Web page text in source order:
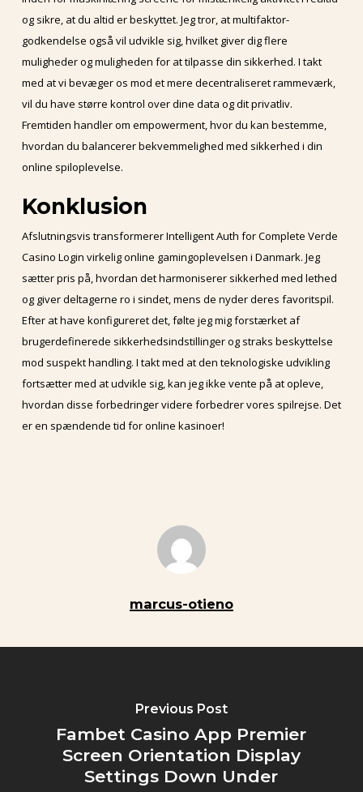
og sikre, at du altid er beskyttet. Jeg tror, at multifaktor-
godkendelse også vil udvikle sig, hvilket giver dig flere
muligheder og muligheden for at tilpasse din sikkerhed. I takt
med at vi bevæger os mod et mere decentraliseret rammeværk,
vil du have større kontrol over dine data og dit privatliv.
Fremtiden handler om empowerment, hvor du kan bestemme,
hvordan du balancerer bekvemmelighed med sikkerhed i din
online spiloplevelse.
Konklusion
Afslutningsvis transformerer Intelligent Auth for Complete Verde
Casino Login virkelig online gamingoplevelsen i Danmark. Jeg
sætter pris på, hvordan det harmoniserer sikkerhed med lethed
og giver deltagerne ro i sindet, mens de nyder deres favoritspil.
Efter at have konfigureret det, følte jeg mig forstærket af
brugerdefinerede sikkerhedsindstillinger og straks beskyttelse
mod suspekt handling. I takt med at den teknologiske udvikling
fortsætter med at udvikle sig, kan jeg ikke vente på at opleve,
hvordan disse forbedringer videre forbedrer vores spilrejse. Det
er en spændende tid for online kasinoer!
marcus-otieno
Previous Post
Fambet Casino App Premier
Screen Orientation Display
Settings Down Under